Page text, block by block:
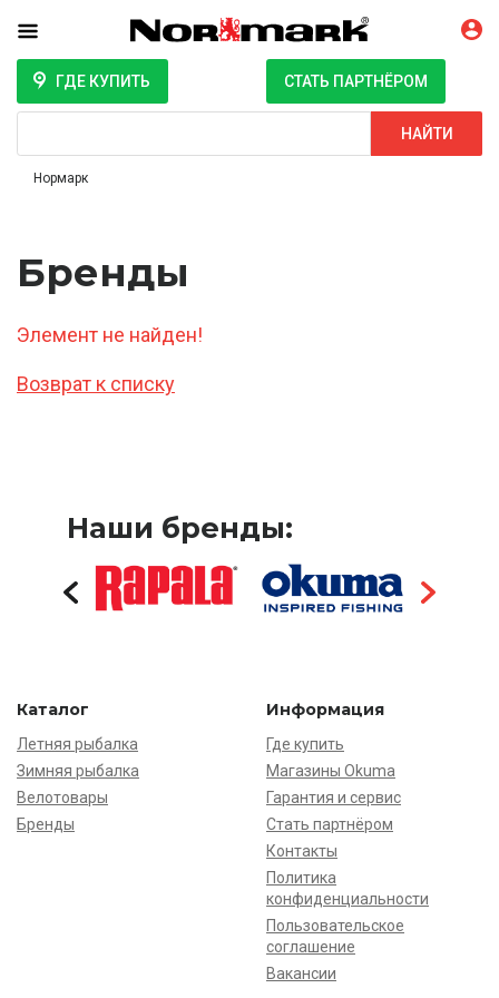
ГДЕ КУПИТЬ СТАТЬ ПАРТНЁРОМ
НАЙТИ
Нормарк
Бренды
Элемент не найден!
Возврат к списку
Наши бренды:
Каталог
Летняя рыбалка
Зимняя рыбалка
Велотовары
Бренды
Информация
Где купить
Магазины Okuma
Гарантия и сервис
Стать партнёром
Контакты
Политика
конфиденциальности
Пользовательское
соглашение
Вакансии